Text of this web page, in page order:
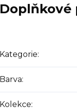
Doplňkové
Kategorie:
Barva:
Kolekce: